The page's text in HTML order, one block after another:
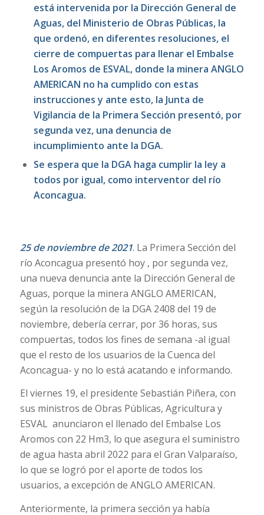
está intervenida por la Dirección General de
Aguas, del Ministerio de Obras Públicas, la
que ordenó, en diferentes resoluciones, el
cierre de compuertas para llenar el Embalse
Los Aromos de ESVAL, donde la minera ANGLO
AMERICAN no ha cumplido con estas
instrucciones y ante esto, la Junta de
Vigilancia de la Primera Sección presentó, por
segunda vez, una denuncia de
incumplimiento ante la DGA.
Se espera que la DGA haga cumplir la ley a
todos por igual, como interventor del río
Aconcagua.
25 de noviembre de 2021. La Primera Sección del
río Aconcagua presentó hoy , por segunda vez,
una nueva denuncia ante la Dirección General de
Aguas, porque la minera ANGLO AMERICAN,
según la resolución de la DGA 2408 del 19 de
noviembre, debería cerrar, por 36 horas, sus
compuertas, todos los fines de semana -al igual
que el resto de los usuarios de la Cuenca del
Aconcagua- y no lo está acatando e informando.
El viernes 19, el presidente Sebastián Piñera, con
sus ministros de Obras Públicas, Agricultura y
ESVAL anunciaron el llenado del Embalse Los
Aromos con 22 Hm3, lo que asegura el suministro
de agua hasta abril 2022 para el Gran Valparaíso,
lo que se logró por el aporte de todos los
usuarios, a excepción de ANGLO AMERICAN.
Anteriormente, la primera sección ya había